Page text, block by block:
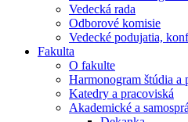
Vedecká rada
Odborové komisie
Vedecké podujatia,
Fakulta
O fakulte
Harmonogram štúdia a
Katedry a pracoviská
Akademické a